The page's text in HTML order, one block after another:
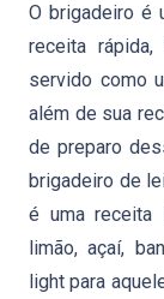
O brigadeiro é
receita
servido como
além de sua
de preparo
brigadeiro de
é uma receita
limão, açaí,
light para